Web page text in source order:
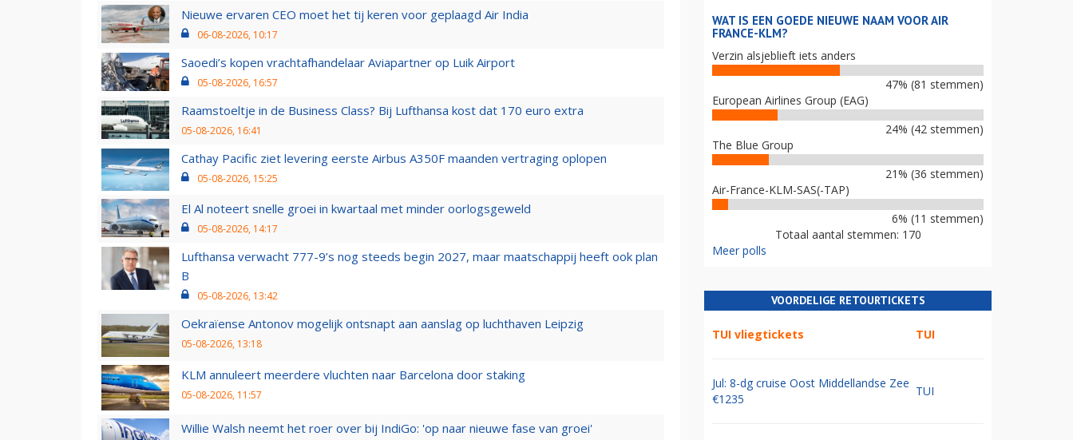
Nieuwe ervaren CEO moet het tij keren voor geplaagd Air India
06-08-2026, 10:17
Saoedi’s kopen vrachtafhandelaar Aviapartner op Luik Airport
05-08-2026, 16:57
Raamstoeltje in de Business Class? Bij Lufthansa kost dat 170 euro extra
05-08-2026, 16:41
Cathay Pacific ziet levering eerste Airbus A350F maanden vertraging oplopen
05-08-2026, 15:25
El Al noteert snelle groei in kwartaal met minder oorlogsgeweld
05-08-2026, 14:17
Lufthansa verwacht 777-9’s nog steeds begin 2027, maar maatschappij heeft ook plan
B
05-08-2026, 13:42
Oekraïense Antonov mogelijk ontsnapt aan aanslag op luchthaven Leipzig
05-08-2026, 13:18
KLM annuleert meerdere vluchten naar Barcelona door staking
05-08-2026, 11:57
Willie Walsh neemt het roer over bij IndiGo: 'op naar nieuwe fase van groei'
WAT IS EEN GOEDE NIEUWE NAAM VOOR AIR
FRANCE-KLM?
Verzin alsjeblieft iets anders
47% (81 stemmen)
European Airlines Group (EAG)
24% (42 stemmen)
The Blue Group
21% (36 stemmen)
Air-France-KLM-SAS(-TAP)
6% (11 stemmen)
Totaal aantal stemmen: 170
Meer polls
VOORDELIGE RETOURTICKETS
TUI vliegtickets TUI
Jul: 8-dg cruise Oost Middellandse Zee
€1235
TUI